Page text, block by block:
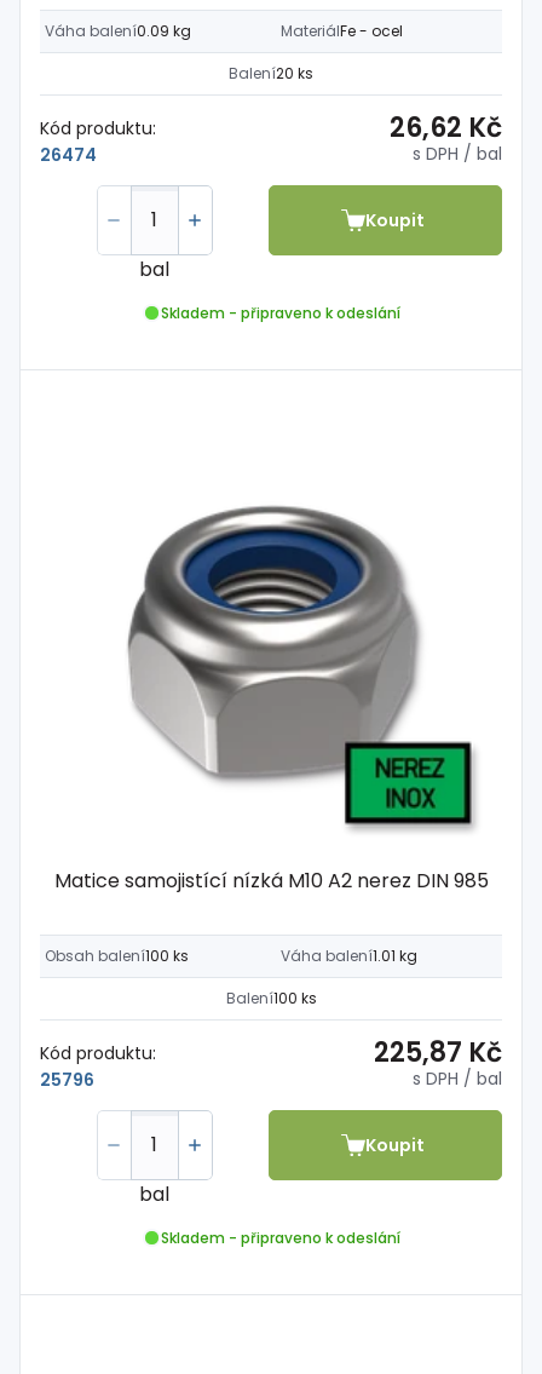
Váha balení0.09 kg MateriálFe - ocel
Balení20 ks
Kód produktu:
26474
26,62 Kč
s DPH / bal
bal
Koupit
Skladem - připraveno k odeslání
Matice samojistící nízká M10 A2 nerez DIN 985
Obsah balení100 ks Váha balení1.01 kg
Balení100 ks
Kód produktu:
25796
225,87 Kč
s DPH / bal
bal
Koupit
Skladem - připraveno k odeslání